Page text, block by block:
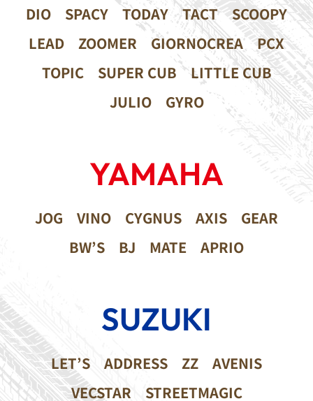
DIO SPACY TODAY TACT
SCOOPY
LEAD
ZOOMER GIORNOCREA
PCX
TOPIC
SUPER CUB
LITTLE CUB
JULIO
GYRO
YAMAHA
JOG VINO CYGNUS AXIS
GEAR
BW’S
BJ MATE APRIO
SUZUKI
LET’S ADDRESS ZZ
AVENIS
VECSTAR
STREETMAGIC